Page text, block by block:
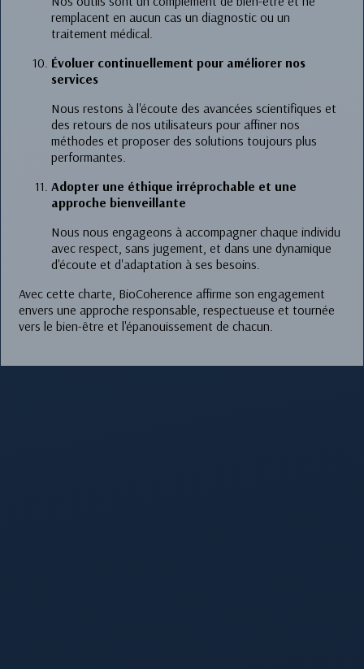
remplacent en aucun cas un diagnostic ou un
traitement médical.
Évoluer continuellement pour améliorer nos
services
Nous restons à l'écoute des avancées scientifiques et
des retours de nos utilisateurs pour affiner nos
méthodes et proposer des solutions toujours plus
performantes.
Adopter une éthique irréprochable et une
approche bienveillante
Nous nous engageons à accompagner chaque individu
avec respect, sans jugement, et dans une dynamique
d'écoute et d'adaptation à ses besoins.
Avec cette charte, BioCoherence affirme son engagement
envers une approche responsable, respectueuse et tournée
vers le bien-être et l'épanouissement de chacun.